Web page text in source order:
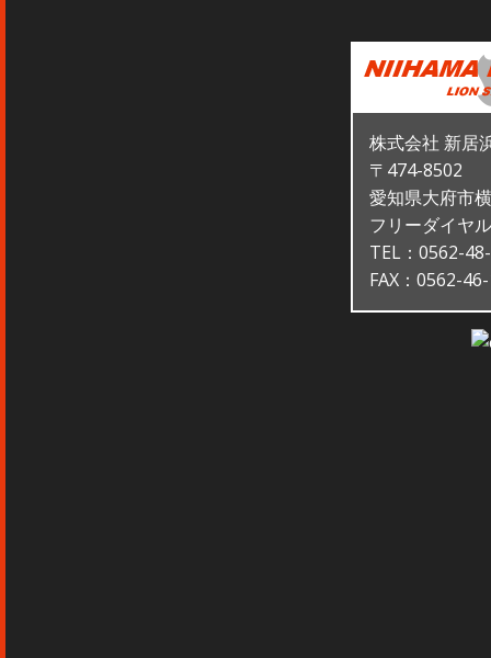
株式会社 新居
〒474-8502
愛知県大府市
フリーダイヤ
TEL：0562-
FAX：0562-